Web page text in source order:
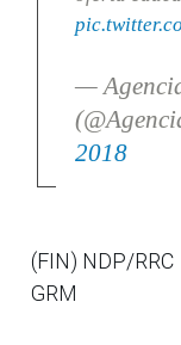
—
2018
(FIN) NDP/RRC
GRM